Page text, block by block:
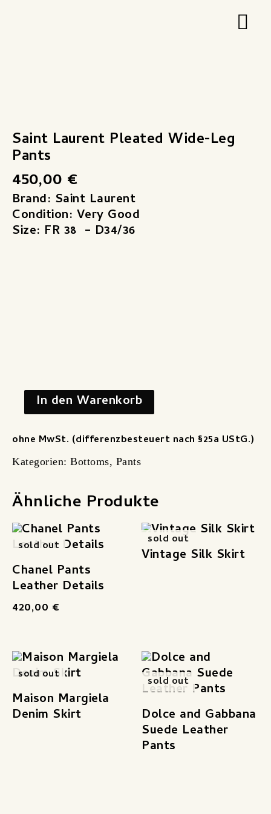
Saint Laurent Pleated Wide-Leg
Pants
450,00 €
Brand: Saint Laurent
Condition: Very Good
Size: FR 38 – D34/36
Pleated
Wide-
Leg
Pants
Menge
In den Warenkorb
ohne MwSt. (differenzbesteuert nach §25a UStG.)
Kategorien: Bottoms, Pants
Ähnliche Produkte
sold out
Chanel Pants
Leather Details
420,00 €
sold out
Vintage Silk Skirt
sold out
Maison Margiela
Denim Skirt
sold out
Dolce and Gabbana
Suede Leather
Pants